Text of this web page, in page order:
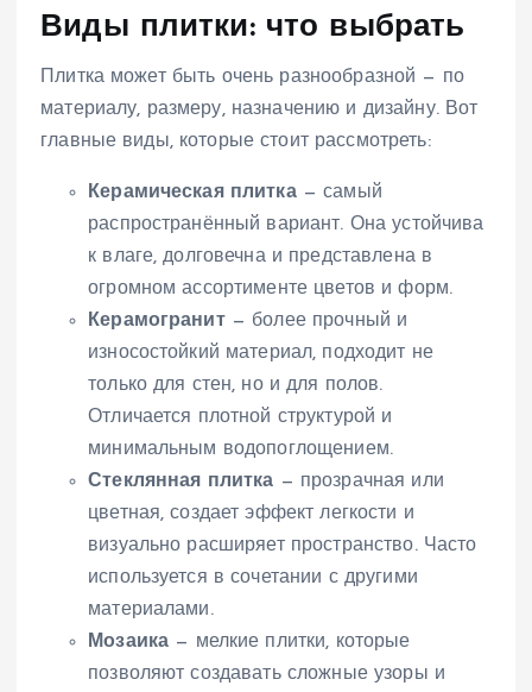
Виды плитки: что выбрать
Плитка может быть очень разнообразной — по
материалу, размеру, назначению и дизайну. Вот
главные виды, которые стоит рассмотреть:
Керамическая плитка— самый
распространённый вариант. Она устойчива
к влаге, долговечна и представлена в
огромном ассортименте цветов и форм.
Керамогранит— более прочный и
износостойкий материал, подходит не
только для стен, но и для полов.
Отличается плотной структурой и
минимальным водопоглощением.
Стеклянная плитка — прозрачная или
цветная, создает эффект легкости и
визуально расширяет пространство. Часто
используется в сочетании с другими
материалами.
Мозаика — мелкие плитки, которые
позволяют создавать сложные узоры и